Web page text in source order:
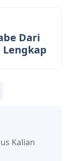
Dari
Lengkap
Kalian